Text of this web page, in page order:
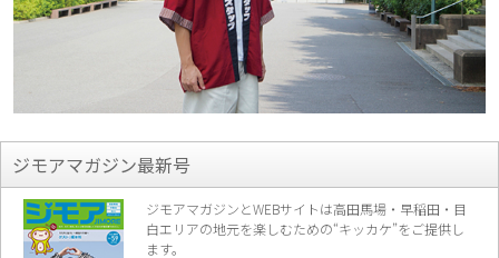
ジモアマガジン最新号
ジモアマガジンとWEBサイトは高田馬場・早稲田・目
白エリアの地元を楽しむための“キッカケ”をご提供し
ます。